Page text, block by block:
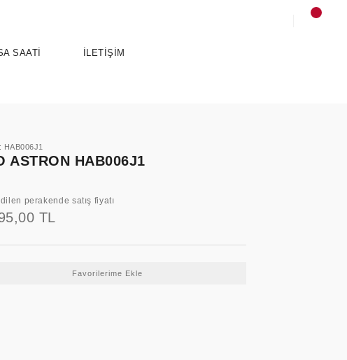
ELEGANCE
5 SPORTS
SAATİ İLETİŞİM
HAB006J1
ASTRON HAB006J1
perakende satış fiyatı
TL